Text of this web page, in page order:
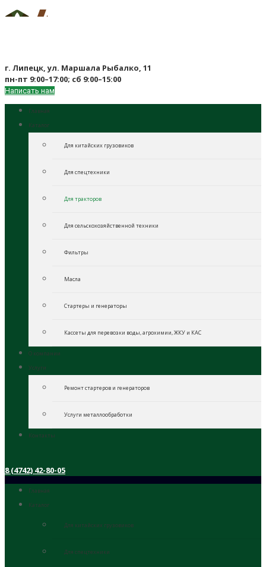
г. Липецк, ул. Маршала Рыбалко, 11
пн-пт 9:00–17:00; сб 9:00–15:00
Написать нам
Главная
Каталог
Для китайских грузовиков
Для спецтехники
Для тракторов
Для сельскохозяйственной техники
Фильтры
Масла
Стартеры и генераторы
Кассеты для перевозки воды, агрохимии, ЖКУ и КАС
О компании
Услуги
Ремонт стартеров и генераторов
Услуги металлообработки
Контакты
8 (4742) 42-80-05
Главная
Каталог
Для китайских грузовиков
Для спецтехники